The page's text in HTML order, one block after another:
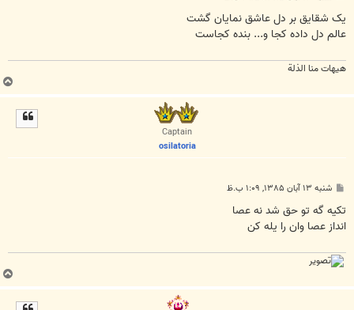
ت
يک شقايق بر دل عاشق نمايان گشت
عالم دل داده کجا و... بنده کجاست
هیهات منا الذلة
ب
ا
Captain
osilatoria
پ
ت
شنبه ۱۳ آبان ۱۳۸۵, ۱:۰۹ ب.ظ
تکيه گه تو حق شد نه عصا
انداز عصا وان را يله کن
ب
ا